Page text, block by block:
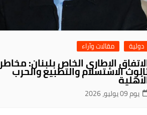
دولية مقالات وآراء
الإطاري الخاص بلبنان: مخاطر
الاستسلام والتطبيع والحرب
يوم 09 يوليو، 2026